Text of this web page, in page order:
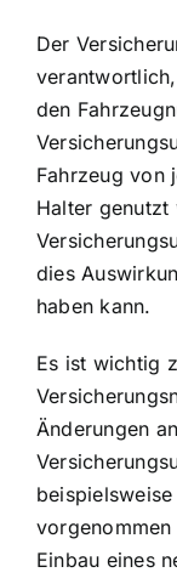
Der
den
Fahrzeug von
Halter genutzt
dies
haben kann.
Es ist wichtig
Änderungen
Einbau eines